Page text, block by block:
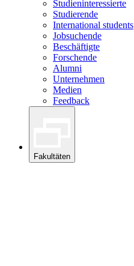
Studieninteressierte
Studierende
International students
Jobsuchende
Beschäftigte
Forschende
Alumni
Unternehmen
Medien
Feedback
Fakultäten